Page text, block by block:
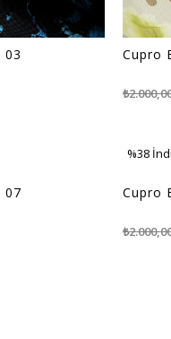
03 Cupro
07 Cupro
%38